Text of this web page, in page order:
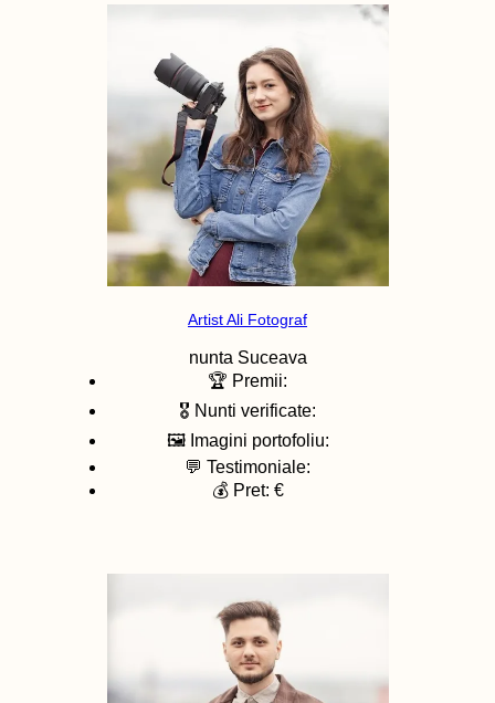
Artist Ali Fotograf
nunta Suceava
🏆 Premii:
🎖️ Nunti verificate:
🖼️ Imagini portofoliu:
💬 Testimoniale:
💰 Pret: €